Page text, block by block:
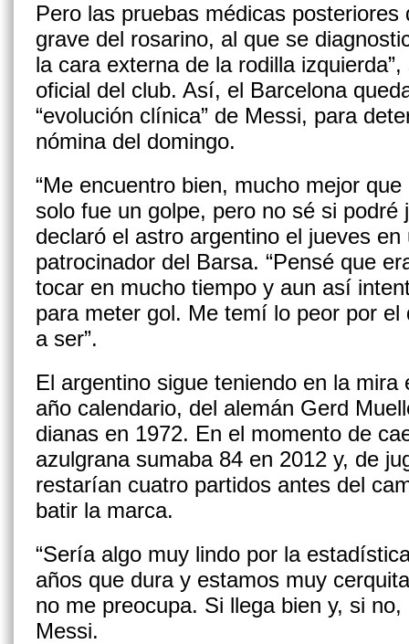
Pero las pruebas médicas
grave del rosarino, al que se
la cara externa de la rodilla
oficial del club. Así, el Barcelona
“evolución clínica” de Messi, para
nómina del domingo.
“Me encuentro bien, mucho mejor
solo fue un golpe, pero no sé si podré
declaró el astro argentino el jueves
patrocinador del Barsa. “Pensé que
tocar en mucho tiempo y aun así
para meter gol. Me temí lo peor por
a ser”.
El argentino sigue teniendo en la
año calendario, del alemán Gerd
dianas en 1972. En el momento de
azulgrana sumaba 84 en 2012 y, de
restarían cuatro partidos antes del
batir la marca.
“Sería algo muy lindo por la
años que dura y estamos muy
no me preocupa. Si llega bien y, si
Messi.